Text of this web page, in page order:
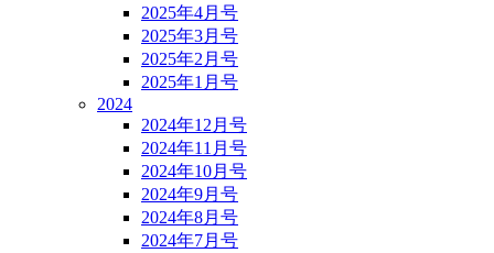
2025年4月号
2025年3月号
2025年2月号
2025年1月号
2024
2024年12月号
2024年11月号
2024年10月号
2024年9月号
2024年8月号
2024年7月号